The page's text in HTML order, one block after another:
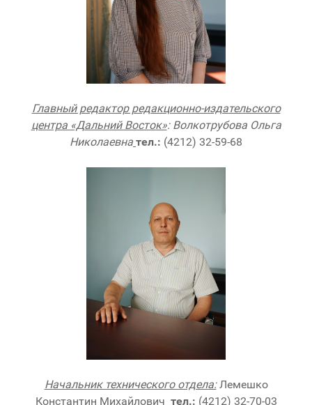
Главный редактор редакционно-издательского
центра «Дальний Восток»: Волкотрубова Ольга
Николаевна тел.: (4212) 32-59-68
Начальник технического отдела:Лемешко
Константин Михайлович тел.: (4212) 32-70-03